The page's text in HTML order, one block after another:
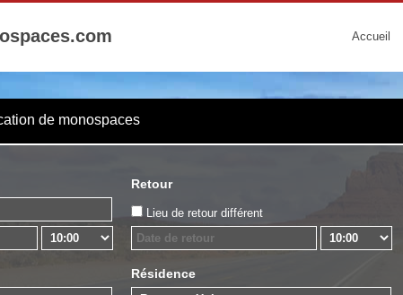
Accueil
de monospaces
Retour
Lieu de retour différent
Résidence